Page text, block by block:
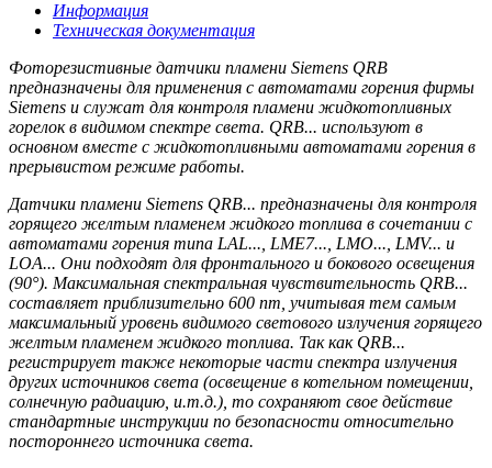
Информация
Техническая документация
Фоторезистивные датчики пламени Siemens QRB
предназначены для применения с автоматами горения фирмы
Siemens и служат для контроля пламени жидкотопливных
горелок в видимом спектре света. QRB... используют в
основном вместе с жидкотопливными автоматами горения в
прерывистом режиме работы.
Датчики пламени Siemens QRB... предназначены для контроля
горящего желтым пламенем жидкого топлива в сочетании с
автоматами горения типа LAL..., LME7..., LMO..., LMV... и
LOA... Они подходят для фронтального и бокового освещения
(90°). Максимальная спектральная чувствительность QRB...
составляет приблизительно 600 nm, учитывая тем самым
максимальный уровень видимого светового излучения горящего
желтым пламенем жидкого топлива. Так как QRB...
регистрирует также некоторые части спектра излучения
других источников света (освещение в котельном помещении,
солнечную радиацию, и.т.д.), то сохраняют свое действие
стандартные инструкции по безопасности относительно
постороннего источника света.